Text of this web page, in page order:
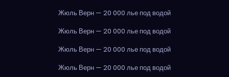
Жюль Верн — 20 000 лье под водой
Жюль Верн — 20 000 лье под водой
Жюль Верн — 20 000 лье под водой
Жюль Верн — 20 000 лье под водой